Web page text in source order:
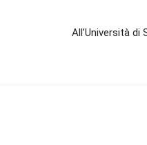
All’Università di